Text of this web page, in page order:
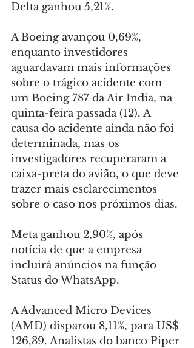
Delta ganhou 5,21%.
A Boeing avançou 0,69%,
enquanto investidores
aguardavam mais informações
sobre o trágico acidente com
um Boeing 787 da Air India, na
quinta-feira passada (12). A
causa do acidente ainda não foi
determinada, mas os
investigadores recuperaram a
caixa-preta do avião, o que deve
trazer mais esclarecimentos
sobre o caso nos próximos dias.
Meta ganhou 2,90%, após
notícia de que a empresa
incluirá anúncios na função
Status do WhatsApp.
A Advanced Micro Devices
(AMD) disparou 8,11%, para US$
126,39. Analistas do banco Piper